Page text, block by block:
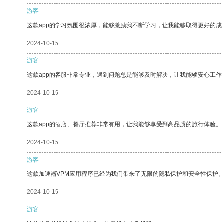
游客
这款app的学习氛围很浓厚，能够激励我不断学习，让我能够取得更好的成
2024-10-15
游客
这款app的客服非常专业，遇到问题总是能够及时解决，让我能够安心工作
2024-10-15
游客
这款app的酒店、餐厅推荐非常有用，让我能够享受到高品质的旅行体验。
2024-10-15
游客
这款加速器VPM应用程序已经为我们带来了无限的隐私保护和安全性保护。
2024-10-15
游客